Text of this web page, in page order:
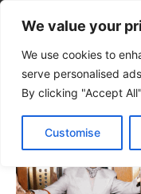
We value your
We use cookies to
serve personalised
By clicking "Accept
Customise
Tags Dolce & Gabbana
Tag:Dolce